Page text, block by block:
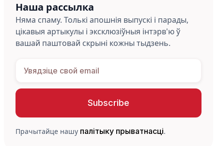
Наша рассылка
Няма спаму. Толькі апошнія выпускі і парады,
цікавыя артыкулы і эксклюзіўныя інтэрв'ю ў
вашай паштовай скрыні кожны тыдзень.
Прачытайце нашу палітыку прыватнасці.